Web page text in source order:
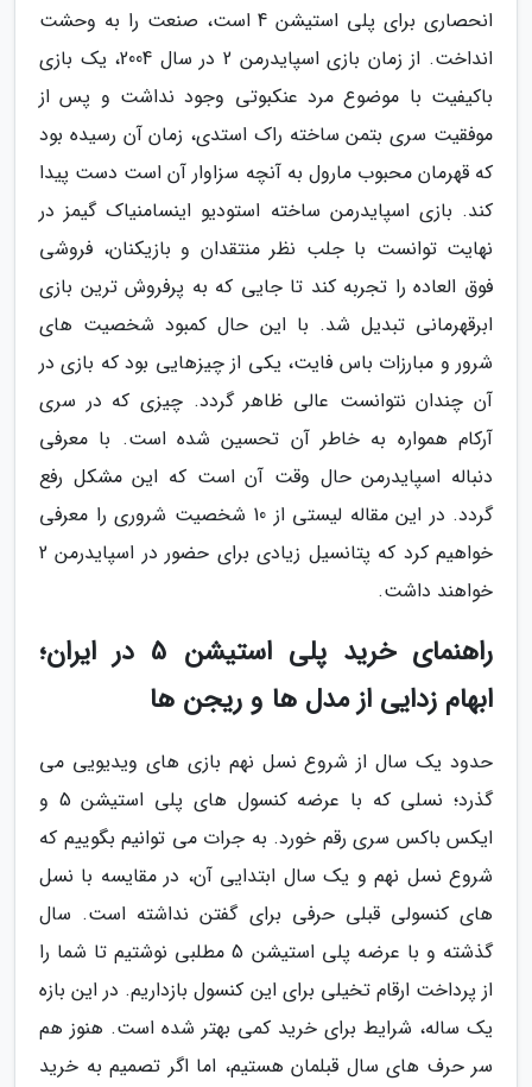
انحصاری برای پلی استیشن 4 است، صنعت را به وحشت
انداخت. از زمان بازی اسپایدرمن 2 در سال 2004، یک بازی
باکیفیت با موضوع مرد عنکبوتی وجود نداشت و پس از
موفقیت سری بتمن ساخته راک استدی، زمان آن رسیده بود
که قهرمان محبوب مارول به آنچه سزاوار آن است دست پیدا
کند. بازی اسپایدرمن ساخته استودیو اینسامنیاک گیمز در
نهایت توانست با جلب نظر منتقدان و بازیکنان، فروشی
فوق العاده را تجربه کند تا جایی که به پرفروش ترین بازی
ابرقهرمانی تبدیل شد. با این حال کمبود شخصیت های
شرور و مبارزات باس فایت، یکی از چیزهایی بود که بازی در
آن چندان نتوانست عالی ظاهر گردد. چیزی که در سری
آرکام همواره به خاطر آن تحسین شده است. با معرفی
دنباله اسپایدرمن حال وقت آن است که این مشکل رفع
گردد. در این مقاله لیستی از 10 شخصیت شروری را معرفی
خواهیم کرد که پتانسیل زیادی برای حضور در اسپایدرمن 2
خواهند داشت.
راهنمای خرید پلی استیشن 5 در ایران؛
ابهام زدایی از مدل ها و ریجن ها
حدود یک سال از شروع نسل نهم بازی های ویدیویی می
گذرد؛ نسلی که با عرضه کنسول های پلی استیشن 5 و
ایکس باکس سری رقم خورد. به جرات می توانیم بگوییم که
شروع نسل نهم و یک سال ابتدایی آن، در مقایسه با نسل
های کنسولی قبلی حرفی برای گفتن نداشته است. سال
گذشته و با عرضه پلی استیشن 5 مطلبی نوشتیم تا شما را
از پرداخت ارقام تخیلی برای این کنسول بازداریم. در این بازه
یک ساله، شرایط برای خرید کمی بهتر شده است. هنوز هم
سر حرف های سال قبلمان هستیم، اما اگر تصمیم به خرید